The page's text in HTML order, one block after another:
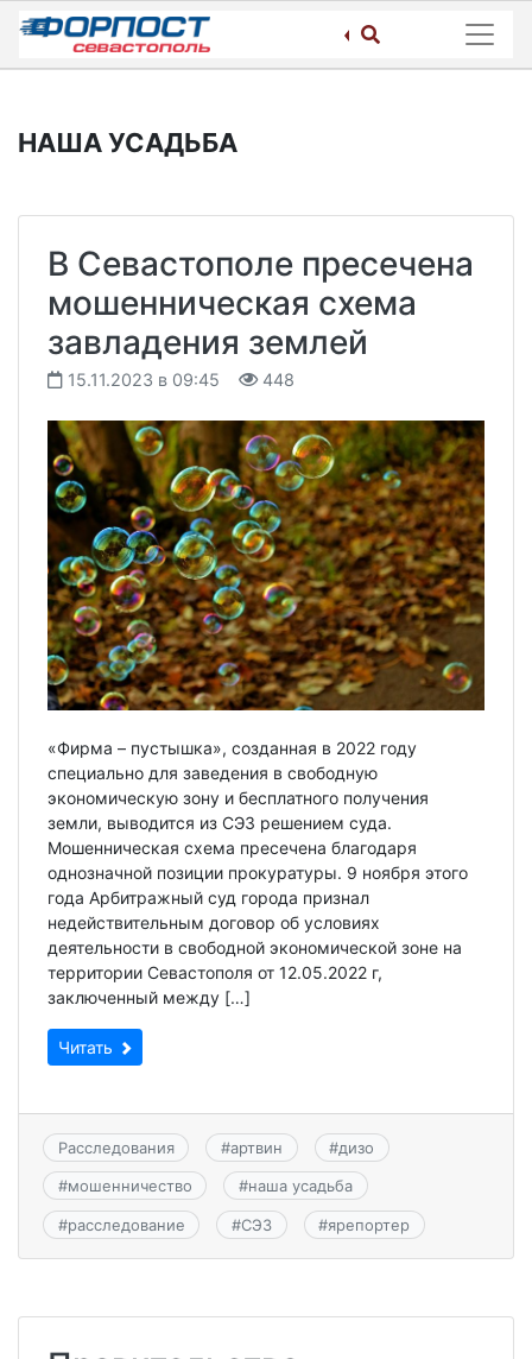
Skip
content
НАША УСАДЬБА
В Севастополе пресечена
мошенническая схема
завладения землей
15.11.2023 в 09:45 448
«Фирма – пустышка», созданная в 2022 году
специально для заведения в свободную
экономическую зону и бесплатного получения
земли, выводится из СЭЗ решением суда.
Мошенническая схема пресечена благодаря
однозначной позиции прокуратуры. 9 ноября этого
года Арбитражный суд города признал
недействительным договор об условиях
деятельности в свободной экономической зоне на
территории Севастополя от 12.05.2022 г,
заключенный между […]
Читать
Расследования #артвин #дизо
#мошенничество #наша усадьба
#расследование #СЭЗ #ярепортер